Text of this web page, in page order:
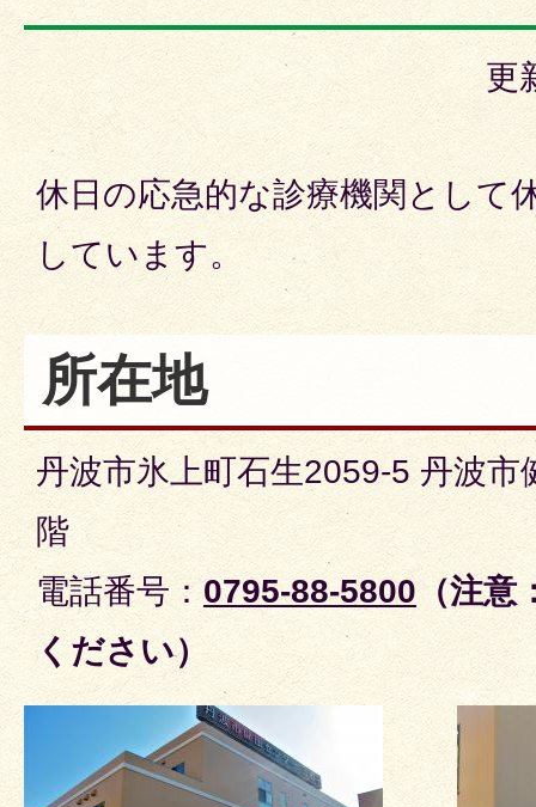
更
休日の応急的な診療機関として
しています。
所在地
丹波市氷上町石生2059-5 丹波
階
電話番号：0795-88-5800 （注
ください）